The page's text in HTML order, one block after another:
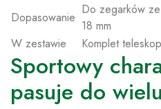
Dopasowanie
Do zegarków
18 mm
W zestawie
Komplet
Sportowy
pasuje do